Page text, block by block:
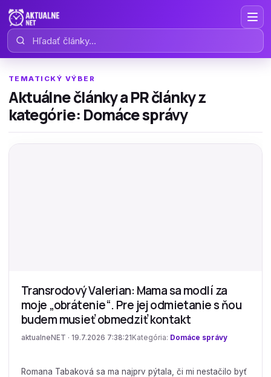
Hľadať články
TEMATICKÝ VÝBER
Aktuálne články a PR články z
kategórie: Domáce správy
Transrodový Valerian: Mama sa modlí za
moje „obrátenie“. Pre jej odmietanie s ňou
budem musieť obmedziť kontakt
aktualneNET · 19.7.2026 7:38:21 Kategória: Domáce správy
Romana Tabaková sa ma najprv pýtala, či mi nestačilo byť